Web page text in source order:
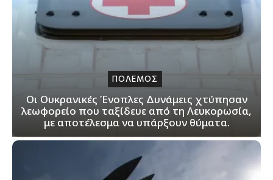
ΠΟΛΕΜΟΣ
Οι Ουκρανικές Ένοπλες Δυνάμεις χτύπησαν
λεωφορείο που ταξίδευε από τη Λευκορωσία,
με αποτέλεσμα να υπάρξουν θύματα.